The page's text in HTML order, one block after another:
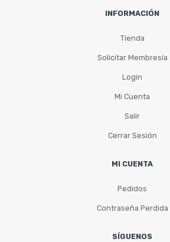
INFORMACIÓN
Tienda
Solicitar Membresía
Login
Mi Cuenta
Salir
Cerrar Sesión
MI CUENTA
Pedidos
Contraseña Perdida
SÍGUENOS